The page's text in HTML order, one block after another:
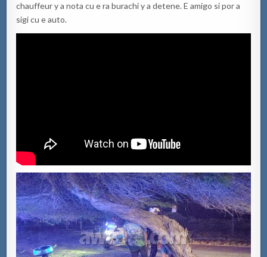
chauffeur y a nota cu e ra burachi y a detene. E amigo si por a
sigi cu e auto.